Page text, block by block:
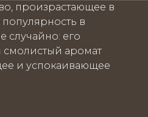
произрастающее в
в
случайно: его
аромат
и успокаивающее